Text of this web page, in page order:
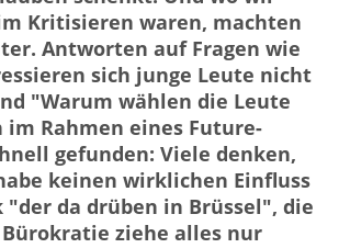
Kritisieren waren, machten
Antworten auf Fragen wie
sich junge Leute nicht
"Warum wählen die Leute
Rahmen eines Future-
gefunden: Viele denken,
keinen wirklichen Einfluss
da drüben in Brüssel", die
ziehe alles nur